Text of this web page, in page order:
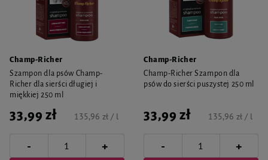
Champ-Richer
Szampon dla psów Champ-
Richer dla sierści długiej i
miękkiej 250 ml
33,99 zł 135,96 zł / l
- +
Champ-Richer
Champ-Richer Szampon dla
psów do sierści puszystej 250 ml
33,99 zł 135,96 zł / l
- +